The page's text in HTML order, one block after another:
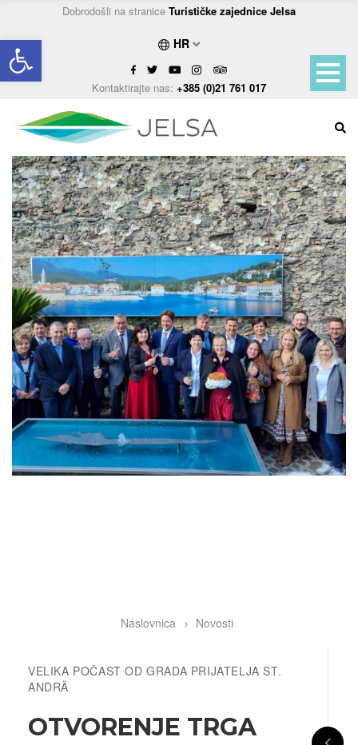
Open toolbar
Dobrodošli na stranice Turističke zajednice Jelsa
HR
Kontaktirajte nas: +385 (0)21 761 017
BreadcrumbNaslovnica Novosti
VELIKA POČAST OD GRADA PRIJATELJA ST.
ANDRÄ
OTVORENJE TRGA